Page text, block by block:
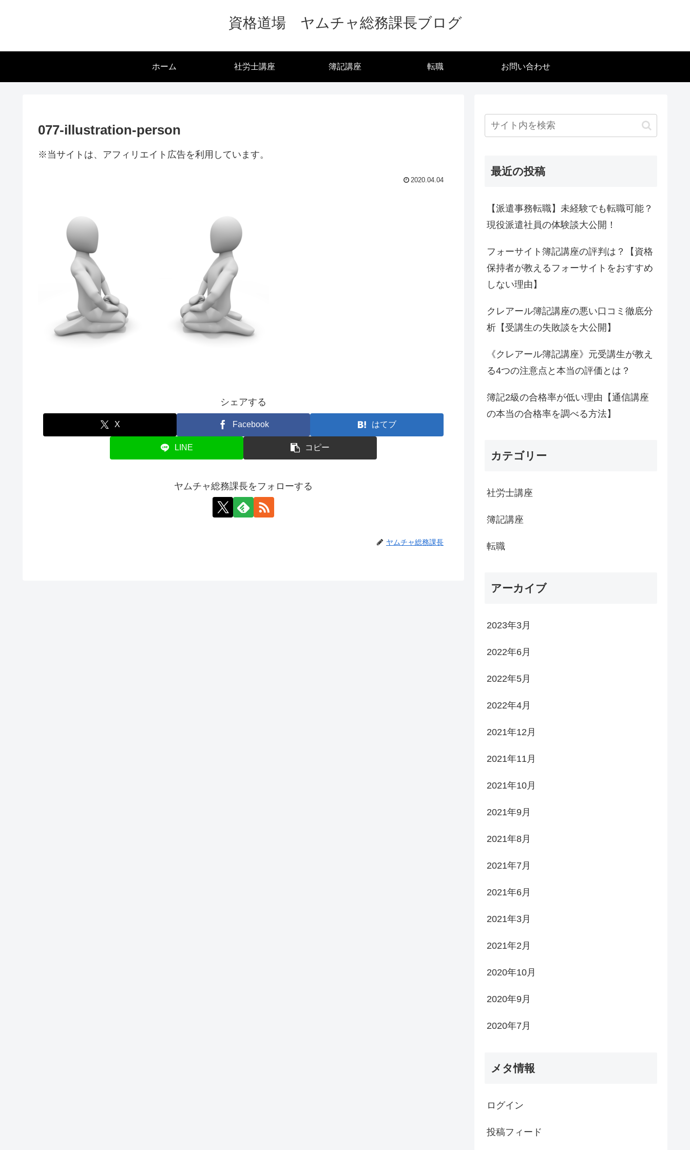
資格道場 ヤムチャ総務課長ブログ
ホーム 社労士講座 簿記講座 転職 お問い合わせ
077-illustration-person
※当サイトは、アフィリエイト広告を利用しています。
2020.04.04
シェアする
X Facebook はてブ
LINE コピー
ヤムチャ総務課長をフォローする
ヤムチャ総務課長
最近の投稿
【派遣事務転職】未経験でも転職可能？
現役派遣社員の体験談大公開！
フォーサイト簿記講座の評判は？【資格
保持者が教えるフォーサイトをおすすめ
しない理由】
クレアール簿記講座の悪い口コミ徹底分
析【受講生の失敗談を大公開】
《クレアール簿記講座》元受講生が教え
る4つの注意点と本当の評価とは？
簿記2級の合格率が低い理由【通信講座
の本当の合格率を調べる方法】
カテゴリー
社労士講座
簿記講座
転職
アーカイブ
2023年3月
2022年6月
2022年5月
2022年4月
2021年12月
2021年11月
2021年10月
2021年9月
2021年8月
2021年7月
2021年6月
2021年3月
2021年2月
2020年10月
2020年9月
2020年7月
メタ情報
ログイン
投稿フィード